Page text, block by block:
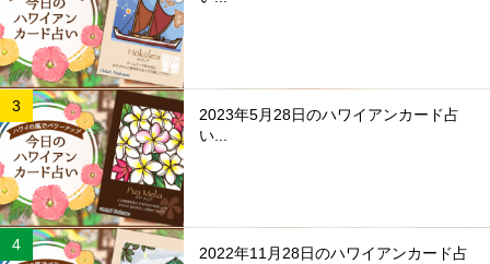
2023年5月28日のハワイアンカード占
い...
2022年11月28日のハワイアンカード占